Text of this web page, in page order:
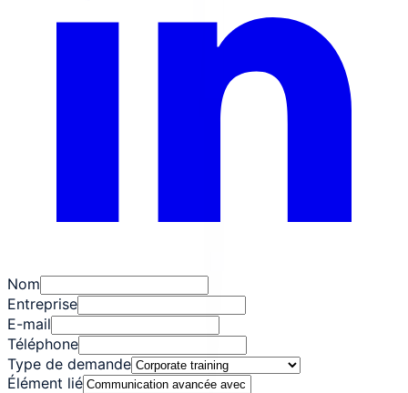
Nom
Entreprise
E-mail
Téléphone
Type de demande
Élément lié